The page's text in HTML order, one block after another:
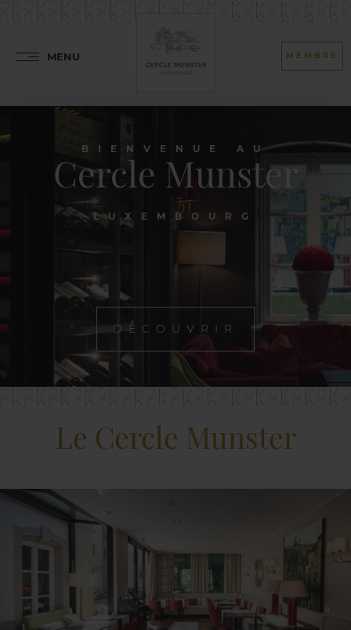
MENU MEMBRE
BIENVENUE AU
Cercle Munster
LUXEMBOURG
DÉCOUVRIR
Le Cercle Munster